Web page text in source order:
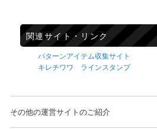
関連サイト・リンク
パターンアイテム収集サイト
キレチワワ ラインスタンプ
その他の運営サイトのご紹介